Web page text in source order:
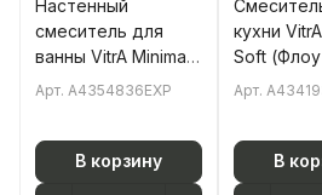
Настенный
смеситель для
ванны VitrA Minimax
Round (Минимакс
однорычажный
матовый черный
Арт. A4354836EXP
В корзину
кухни
Soft
матовый
Арт.
В